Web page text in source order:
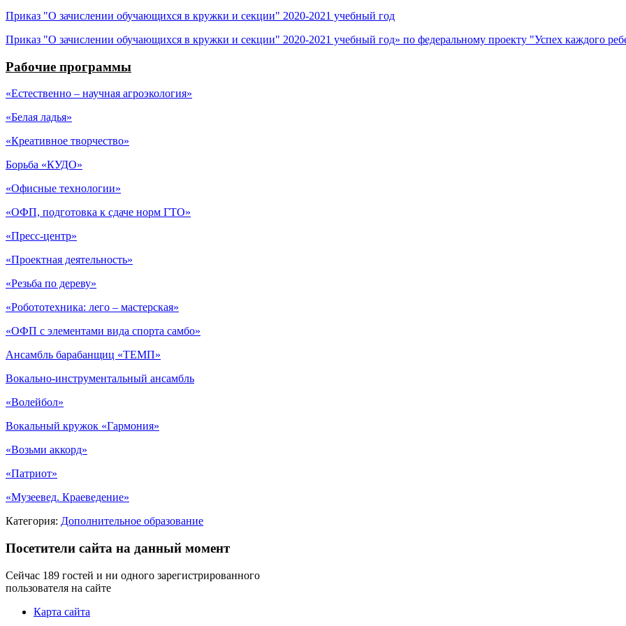
Приказ "О зачислении обучающихся в кружки и секции" 2020-2021 учебный год
Приказ "О зачислении обучающихся в кружки и секции" 2020-2021 учебный год» по федеральному проекту "Успех каждого
Рабочие программы
«Естественно – научная агроэкология»
«Белая ладья»
«Креативное творчество»
Борьба «КУДО»
«Офисные технологии»
«ОФП, подготовка к сдаче норм ГТО»
«Пресс-центр»
«Проектная деятельность»
«Резьба по дереву»
«Робототехника: лего – мастерская»
«ОФП с элементами вида спорта самбо»
Ансамбль барабанщиц «ТЕМП»
Вокально-инструментальный ансамбль
«Волейбол»
Вокальный кружок «Гармония»
«Возьми аккорд»
«Патриот»
«Музеевед. Краеведение»
Категория: Дополнительное образование
Посетители сайта на данный момент
Сейчас 189 гостей и ни одного зарегистрированного
пользователя на сайте
Карта сайта